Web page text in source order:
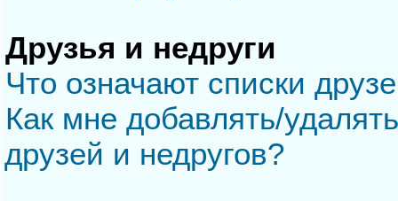
Друзья и недруги
Что означают списки
Как мне добавлять/
друзей и недругов?